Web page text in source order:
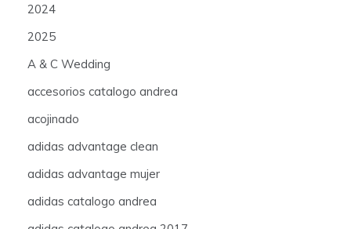
2024
2025
A & C Wedding
accesorios catalogo andrea
acojinado
adidas advantage clean
adidas advantage mujer
adidas catalogo andrea